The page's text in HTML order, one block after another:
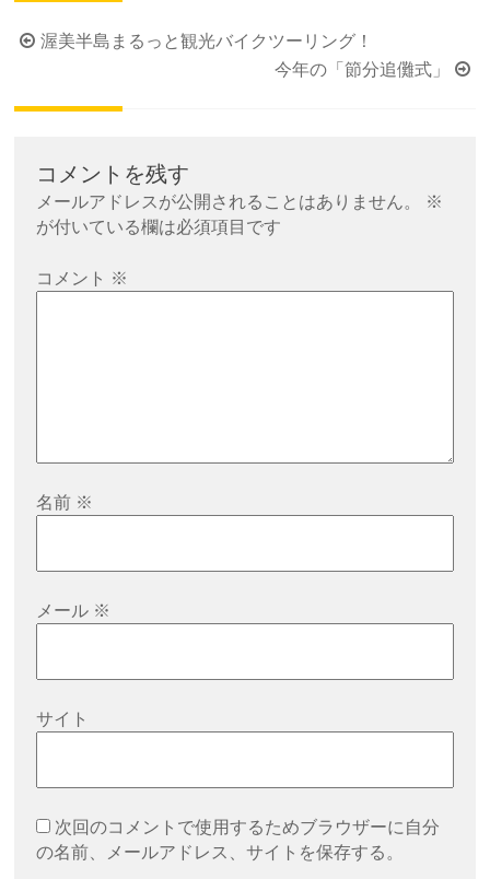
投
ナ
渥美半島まるっと観光バイクツーリング！
今年の「節分追儺式」
コメントを残す
メールアドレスが公開されることはありません。
※
が付いている欄は必須項目です
コメント ※
名前 ※
メール ※
サイト
次回のコメントで使用するためブラウザーに自分
の名前、メールアドレス、サイトを保存する。